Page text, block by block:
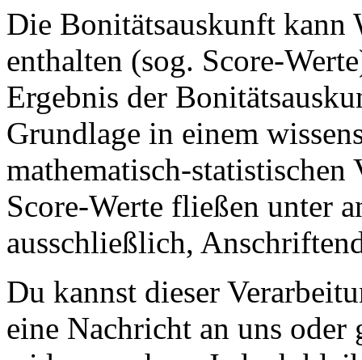
Die Bonitätsauskunft kann
enthalten (sog. Score-
Ergebnis der
Grundlage in einem
mathematisch-
Score-Werte fließen unter
ausschließlich,
Du kannst dieser
eine Nachricht an uns oder